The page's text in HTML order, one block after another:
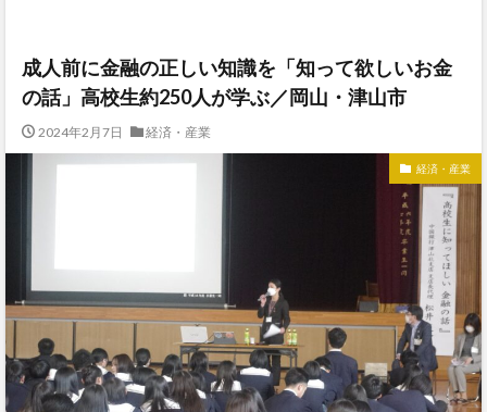
成人前に金融の正しい知識を「知って欲しいお金
の話」高校生約250人が学ぶ／岡山・津山市
2024年2月7日 経済・産業
経済・産業